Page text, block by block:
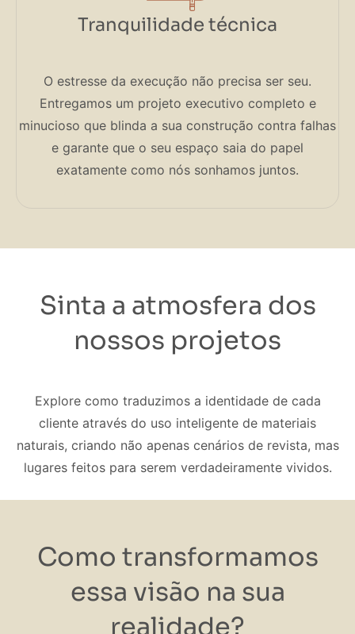
Tranquilidade técnica
O estresse da execução não precisa ser seu.
Entregamos um projeto executivo completo e
minucioso que blinda a sua construção contra falhas
e garante que o seu espaço saia do papel
exatamente como nós sonhamos juntos.
Sinta a atmosfera dos
nossos projetos
Explore como traduzimos a identidade de cada
cliente através do uso inteligente de materiais
naturais, criando não apenas cenários de revista, mas
lugares feitos para serem verdadeiramente vividos.
Como transformamos
essa visão na sua
realidade?